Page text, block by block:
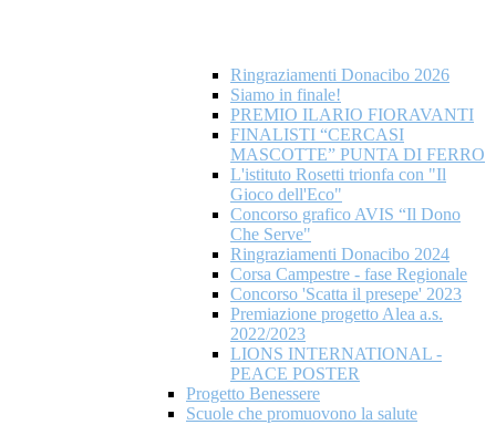
Ringraziamenti Donacibo 2026
Siamo in finale!
PREMIO ILARIO FIORAVANTI
FINALISTI “CERCASI
MASCOTTE” PUNTA DI FERRO
L'istituto Rosetti trionfa con "Il
Gioco dell'Eco"
Concorso grafico AVIS “Il Dono
Che Serve"
Ringraziamenti Donacibo 2024
Corsa Campestre - fase Regionale
Concorso 'Scatta il presepe' 2023
Premiazione progetto Alea a.s.
2022/2023
LIONS INTERNATIONAL -
PEACE POSTER
Progetto Benessere
Scuole che promuovono la salute